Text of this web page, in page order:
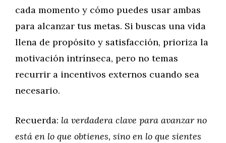
cada momento y cómo puedes usar ambas
para alcanzar tus metas. Si buscas una vida
llena de propósito y satisfacción, prioriza la
motivación intrínseca, pero no temas
recurrir a incentivos externos cuando sea
necesario.
Recuerda: la verdadera clave para avanzar no
está en lo que obtienes, sino en lo que sientes